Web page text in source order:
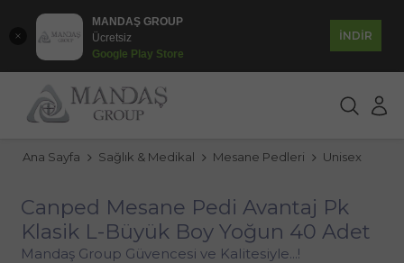
MANDAŞ GROUP
Ücretsiz
Google Play Store
İNDİR
Ana Sayfa Sağlık & Medikal Mesane Pedleri Unisex
Canped Mesane Pedi Avantaj Pk
Klasik L-Büyük Boy Yoğun 40 Adet
Mandaş Group Güvencesi ve Kalitesiyle...!